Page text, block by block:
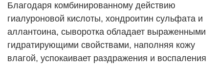
Благодаря комбинированному действию
гиалуроновой кислоты, хондроитин сульфата и
аллантоина, сыворотка обладает выраженными
гидратирующими свойствами, наполняя кожу
влагой, успокаивает раздражения и воспаления